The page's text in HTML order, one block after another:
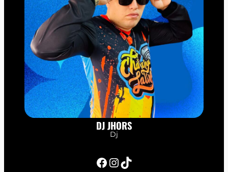
DJ JHORS
Dj
Facebook InstagramTikTok